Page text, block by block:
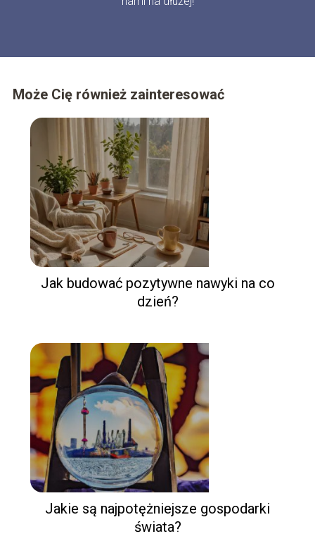
Może Cię również zainteresować
Jak budować pozytywne nawyki na co
dzień?
Jakie są najpotężniejsze gospodarki
świata?